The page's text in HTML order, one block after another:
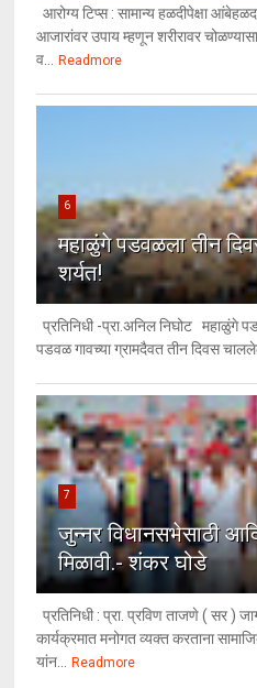
आरोग्य टिप्स : सामान्य हळदीपेक्षा
आजारांवर उपाय म्हणून शरीरावर
व... Readmore
6
महाळुंगे पडवळला तीन
शर्यत!
प्रतिनिधी -प्रा.अनिल निघोट महाळुंगे
पडवळ गावच्या ग्रामदैवत तीन दिवस
7
जुन्नर विधानसभेसाठी
मिळावी.- शंकर घोडे
प्रतिनिधी : प्रा. प्रविण ताजणे ( सर )
कार्यक्रमात मनोगत व्यक्त करताना
यांन... Readmore